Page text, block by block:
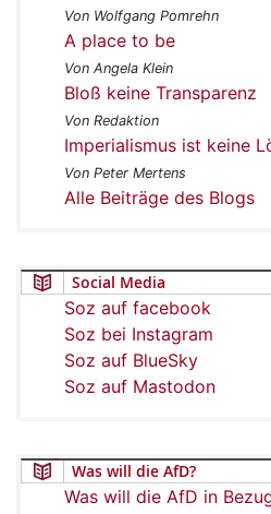
Von Wolfgang Pomrehn
A place to be
Von Angela Klein
Bloß keine Transparenz
Von Redaktion
Imperialismus ist keine
Von Peter Mertens
Alle Beiträge des Blogs
Social Media
Soz auf facebook
Soz bei Instagram
Soz auf BlueSky
Soz auf Mastodon
Was will die AfD?
Was will die AfD in